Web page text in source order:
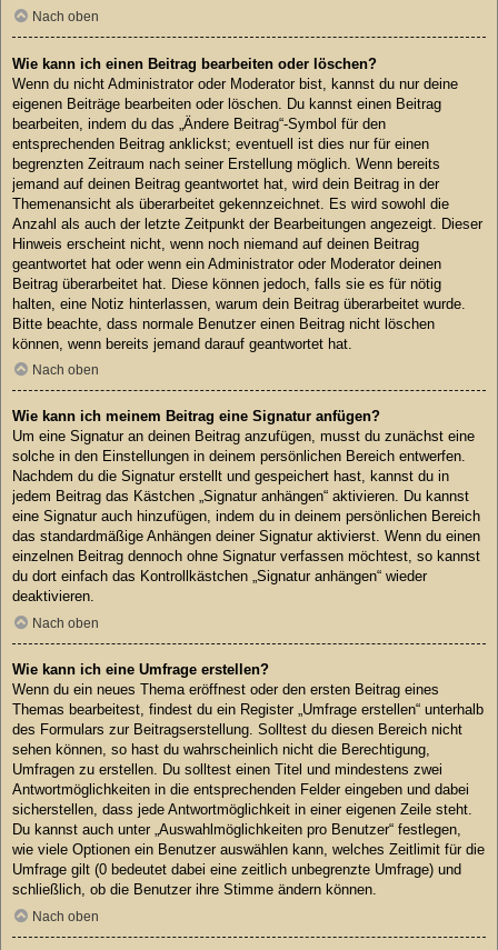
Nach oben
Wie kann ich einen Beitrag bearbeiten oder löschen?
Wenn du nicht Administrator oder Moderator bist, kannst du nur deine
eigenen Beiträge bearbeiten oder löschen. Du kannst einen Beitrag
bearbeiten, indem du das „Ändere Beitrag“-Symbol für den
entsprechenden Beitrag anklickst; eventuell ist dies nur für einen
begrenzten Zeitraum nach seiner Erstellung möglich. Wenn bereits
jemand auf deinen Beitrag geantwortet hat, wird dein Beitrag in der
Themenansicht als überarbeitet gekennzeichnet. Es wird sowohl die
Anzahl als auch der letzte Zeitpunkt der Bearbeitungen angezeigt. Dieser
Hinweis erscheint nicht, wenn noch niemand auf deinen Beitrag
geantwortet hat oder wenn ein Administrator oder Moderator deinen
Beitrag überarbeitet hat. Diese können jedoch, falls sie es für nötig
halten, eine Notiz hinterlassen, warum dein Beitrag überarbeitet wurde.
Bitte beachte, dass normale Benutzer einen Beitrag nicht löschen
können, wenn bereits jemand darauf geantwortet hat.
Nach oben
Wie kann ich meinem Beitrag eine Signatur anfügen?
Um eine Signatur an deinen Beitrag anzufügen, musst du zunächst eine
solche in den Einstellungen in deinem persönlichen Bereich entwerfen.
Nachdem du die Signatur erstellt und gespeichert hast, kannst du in
jedem Beitrag das Kästchen „Signatur anhängen“ aktivieren. Du kannst
eine Signatur auch hinzufügen, indem du in deinem persönlichen Bereich
das standardmäßige Anhängen deiner Signatur aktivierst. Wenn du einen
einzelnen Beitrag dennoch ohne Signatur verfassen möchtest, so kannst
du dort einfach das Kontrollkästchen „Signatur anhängen“ wieder
deaktivieren.
Nach oben
Wie kann ich eine Umfrage erstellen?
Wenn du ein neues Thema eröffnest oder den ersten Beitrag eines
Themas bearbeitest, findest du ein Register „Umfrage erstellen“ unterhalb
des Formulars zur Beitragserstellung. Solltest du diesen Bereich nicht
sehen können, so hast du wahrscheinlich nicht die Berechtigung,
Umfragen zu erstellen. Du solltest einen Titel und mindestens zwei
Antwortmöglichkeiten in die entsprechenden Felder eingeben und dabei
sicherstellen, dass jede Antwortmöglichkeit in einer eigenen Zeile steht.
Du kannst auch unter „Auswahlmöglichkeiten pro Benutzer“ festlegen,
wie viele Optionen ein Benutzer auswählen kann, welches Zeitlimit für die
Umfrage gilt (0 bedeutet dabei eine zeitlich unbegrenzte Umfrage) und
schließlich, ob die Benutzer ihre Stimme ändern können.
Nach oben